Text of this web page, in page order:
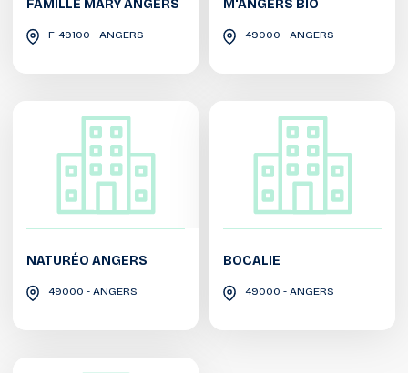
FAMILLE MARY ANGERS
F-49100 - ANGERS
M'ANGERS BIO
49000 - ANGERS
NATURÉO ANGERS
49000 - ANGERS
BOCALIE
49000 - ANGERS